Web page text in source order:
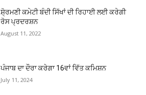
ਸ਼ੋ੍ਰਮਣੀ ਕਮੇਟੀ ਬੰਦੀ ਸਿੱਖਾਂ ਦੀ ਰਿਹਾਈ ਲਈ ਕਰੇਗੀ
ਰੋਸ ਪ੍ਰਦਰਸ਼ਨ
August 11, 2022
ਪੰਜਾਬ ਦਾ ਦੌਰਾ ਕਰੇਗਾ 16ਵਾਂ ਵਿੱਤ ਕਮਿਸ਼ਨ
July 11, 2024